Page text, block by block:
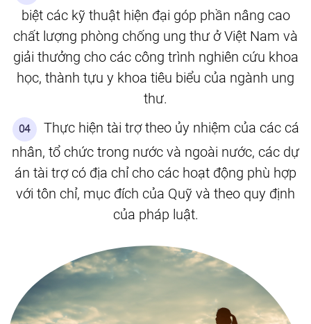
biệt các kỹ thuật hiện đại góp phần nâng cao
chất lượng phòng chống ung thư ở Việt Nam và
giải thưởng cho các công trình nghiên cứu khoa
học, thành tựu y khoa tiêu biểu của ngành ung
thư.
04
Thực hiện tài trợ theo ủy nhiệm của các cá
nhân, tổ chức trong nước và ngoài nước, các dự
án tài trợ có địa chỉ cho các hoạt động phù hợp
với tôn chỉ, mục đích của Quỹ và theo quy định
của pháp luật.